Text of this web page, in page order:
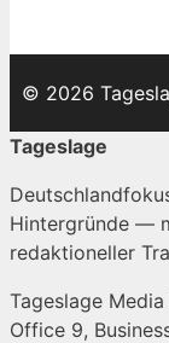
© 2026
Tageslage
Hintergründe —
redaktioneller
Tageslage
Office 9,